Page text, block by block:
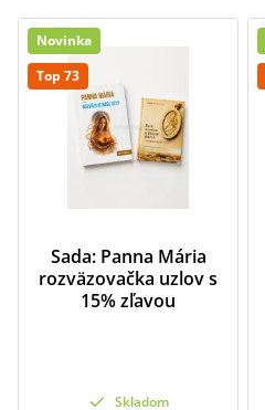
Novinka
Top 73
Sada: Panna Mária
rozväzovačka uzlov s
15% zľavou
Skladom